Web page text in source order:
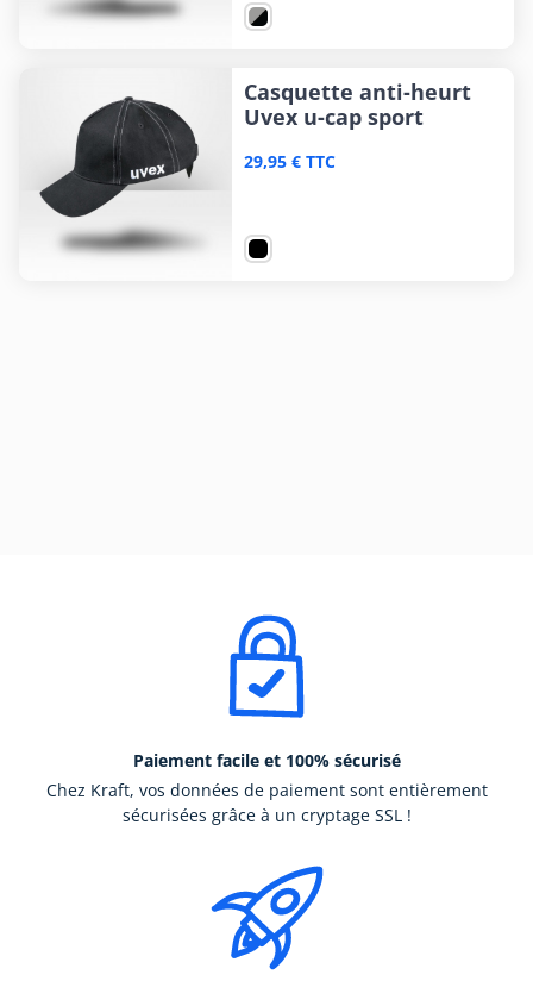
Casquette anti-heurt
Uvex u-cap sport
29,95 € TTC
Paiement facile et 100% sécurisé
Chez Kraft, vos données de paiement sont entièrement
sécurisées grâce à un cryptage SSL !